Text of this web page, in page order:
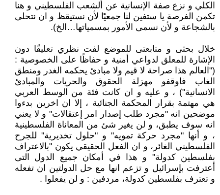
الكلي و نزع صفة الإنسانية عن ألشعب الفلسطيني و هنا
تكمن الفرصة يا ستفين لنا جمعيًا لأن نستيقظ و ان نتحلى
بالشجاعة و لأن نسمى الأمور بمسمياتها…الخ).
خلال بحثى و متابعتى للموضع لفت نظري تعليقًا دون
الإشارة للمعلق لدواعي أمنية و حفاظًا على الخصوصية :
("العالم هذا صراحة لا قيم ولا مبادئ يحكمه الغدر ومنطق
الغاب فاوقفو مهزلة الحقوق والحريات والمبادئ
الانسانية") ، و عليه و ان كانت فئة من الوسط العربي
هي مهتمة بقرار المحكمة الجنائية ، إلا ان اخرين بدءوا
موضحين انه "مجرد طلب إصدار امر إعتقالات" و لا يعني
انه سوف يطبق، و لن يغير شئ من المعاناة الفلسطينية
، و أنها "مجرد حركة تمويه" و "حلول تخديرية" للجرح
الفلسطيني الغائر، و ان الفعل الحقيقي يكون "بالاعتراف
بفلسطين كدولة" و هذا في أمكان جميع الدول التى
أعترفت بإسرائيل و تزعم انها مع حل الدولتين ان تفعله
و تعترف بفلسطين كدولة، مردفين : و لن يفعلوا .